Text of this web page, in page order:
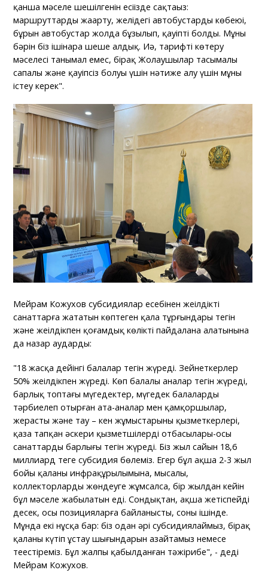
қанша мәселе шешілгенін есіңізде сақтаңыз:
маршруттарды жаңарту, желідегі автобустардың көбеюі,
бұрын автобустар жолда бұзылып, қауіпті болды. Мұның
бәрін біз ішінара шеше алдық. Иә, тарифті көтеру
мәселесі танымал емес, бірақ Жолаушылар тасымалы
сапалы және қауіпсіз болуы үшін нәтиже алу үшін мұны
істеу керек".
Мейрам Кожухов субсидиялар есебінен жеңілдікті
санаттарға жататын көптеген қала тұрғындары тегін
және жеңілдікпен қоғамдық көлікті пайдалана алатынына
да назар аударды:
"18 жасқа дейінгі балалар тегін жүреді. Зейнеткерлер
50% жеңілдікпен жүреді. Көп балалы аналар тегін жүреді,
барлық топтағы мүгедектер, мүгедек балаларды
тәрбиелеп отырған ата-аналар мен қамқоршылар,
жерасты және тау – кен жұмыстарының қызметкерлері,
қаза тапқан әскери қызметшілердің отбасылары-осы
санаттардың барлығы тегін жүреді. Біз жыл сайын 18,6
миллиард теңге субсидия бөлеміз. Егер бұл ақша 2-3 жыл
бойы қаланың инфрақұрылымына, мысалы,
коллекторларды жөндеуге жұмсалса, бір жылдан кейін
бұл мәселе жабылатын еді. Сондықтан, ақша жетіспейді
десек, осы позицияларға байланысты, соның ішінде.
Мұнда екі нұсқа бар: біз одан әрі субсидиялаймыз, бірақ
қаланы күтіп ұстау шығындарын азайтамыз немесе
теңестіреміз. Бұл жалпы қабылданған тәжірибе", - деді
Мейрам Кожухов.